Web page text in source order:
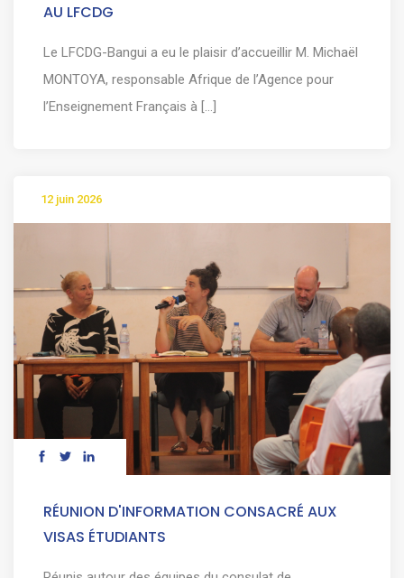
AU LFCDG
Le LFCDG-Bangui a eu le plaisir d’accueillir M. Michaël
MONTOYA, responsable Afrique de l’Agence pour
l’Enseignement Français à [...]
12 juin 2026
RÉUNION D'INFORMATION CONSACRÉ AUX
VISAS ÉTUDIANTS